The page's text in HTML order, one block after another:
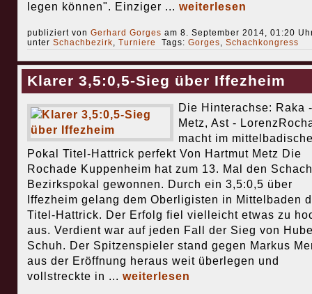
legen können". Einziger ... weiterlesen
publiziert von Gerhard Gorges am 8. September 2014, 01:20
unter Schachbezirk, Turniere Tags: Gorges, Schachkongress
Klarer 3,5:0,5-Sieg über Iffezheim
Die Hinterachse: Raka -
Metz, Ast -
macht im
Pokal Titel-Hattrick perfekt Von Hartmut Metz Die
Rochade Kuppenheim hat zum 13. Mal den
Bezirkspokal gewonnen. Durch ein 3,5:0,5 über
Iffezheim gelang dem Oberligisten in Mittelbaden
Titel-Hattrick. Der Erfolg fiel vielleicht etwas zu
aus. Verdient war auf jeden Fall der Sieg von
Schuh. Der Spitzenspieler stand gegen Markus
aus der Eröffnung heraus weit überlegen und
vollstreckte in ... weiterlesen